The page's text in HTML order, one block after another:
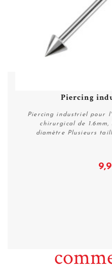
Piercing
Piercing industriel pour
chirurgical de
diamètre Plusieurs